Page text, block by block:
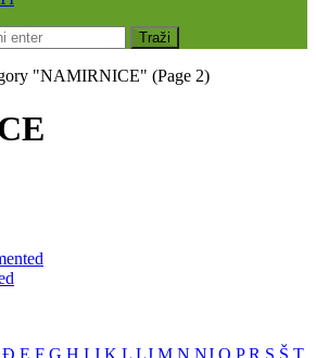
"NAMIRNICE" (Page 2)
Đ E F G H I J K L LJ M N NJ O P R S Š T